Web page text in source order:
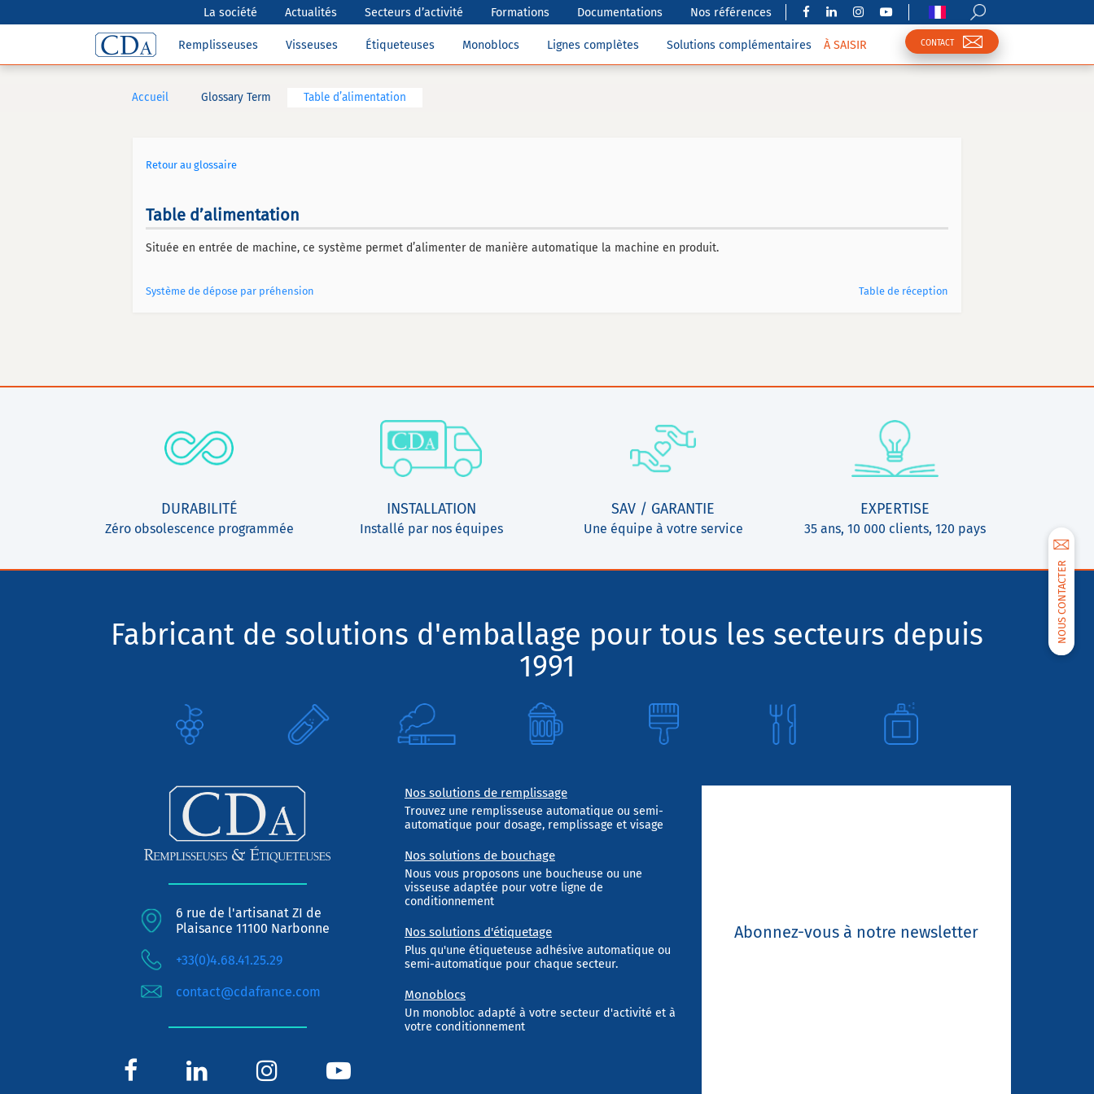
La société Actualités Secteurs d’activité Formations Documentations Nos références
Remplisseuses Visseuses Étiqueteuses Monoblocs Lignes complètes Solutions complémentaires À SAISIR CONTACT
NOUS CONTACTER
Accueil Glossary Term Table d’alimentation
Retour au glossaire
Table d’alimentation
Située en entrée de machine, ce système permet d’alimenter de manière automatique la machine en produit.
Système de dépose par préhension Table de réception
DURABILITÉ
Zéro obsolescence programmée
INSTALLATION
Installé par nos équipes
SAV / GARANTIE
Une équipe à votre service
EXPERTISE
35 ans, 10 000 clients, 120 pays
Fabricant de solutions d'emballage pour tous les secteurs depuis
1991
6 rue de l'artisanat ZI de
Plaisance 11100 Narbonne
+33(0)4.68.41.25.29
contact@cdafrance.com
Nos solutions de remplissage
Trouvez une remplisseuse automatique ou semi-
automatique pour dosage, remplissage et visage
Nos solutions de bouchage
Nous vous proposons une boucheuse ou une
visseuse adaptée pour votre ligne de
conditionnement
Nos solutions d'étiquetage
Plus qu'une étiqueteuse adhésive automatique ou
semi-automatique pour chaque secteur.
Monoblocs
Un monobloc adapté à votre secteur d'activité et à
votre conditionnement
Abonnez-vous à notre newsletter